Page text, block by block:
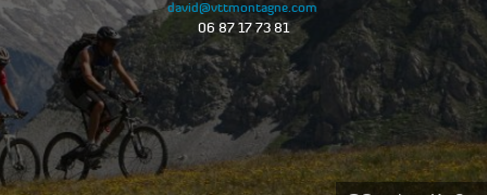
david@vttmontagne.com
06 87 17 73 81